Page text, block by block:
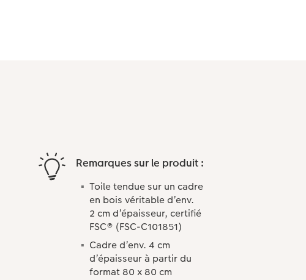
Remarques sur le produit :
Toile tendue sur un cadre
en bois véritable d’env.
2 cm d’épaisseur, certifié
FSC® (FSC-C101851)
Cadre d’env. 4 cm
d’épaisseur à partir du
format 80 x 80 cm